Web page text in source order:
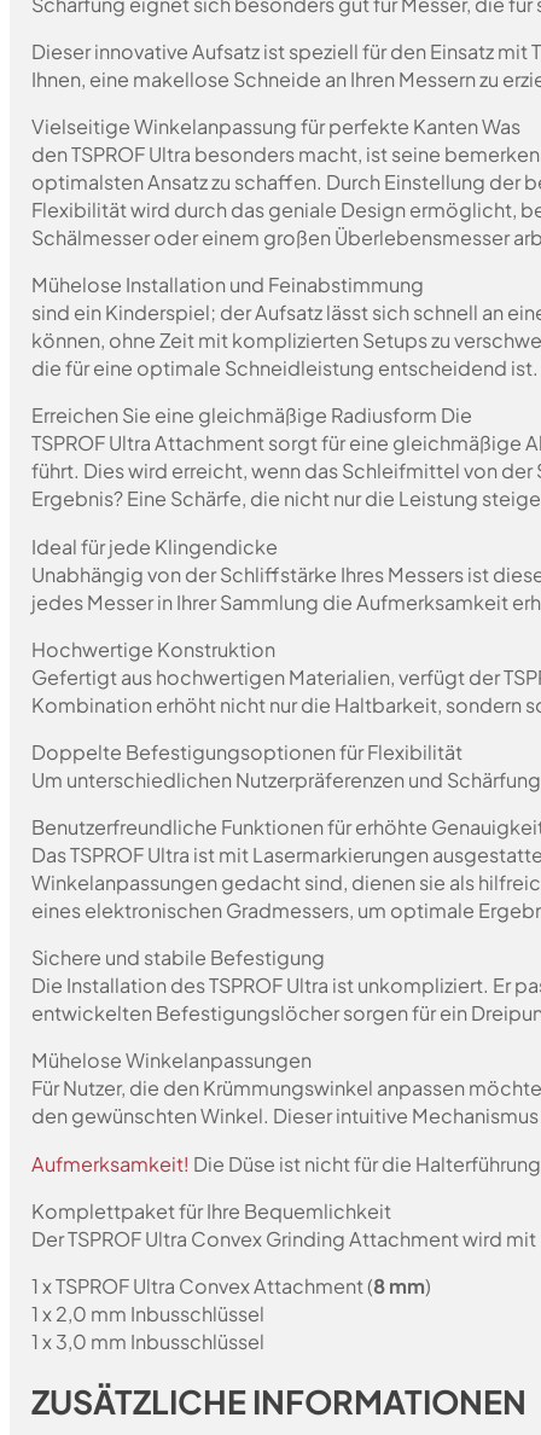
Dieser innovative Aufsatz ist speziell für den Einsatz mit
Ihnen, eine makellose Schneide an Ihren Messern zu
Vielseitige Winkelanpassung für perfekte Kanten Was
den TSPROF Ultra besonders macht, ist seine
optimalsten Ansatz zu schaffen. Durch Einstellung der
Flexibilität wird durch das geniale Design ermöglicht,
Schälmesser oder einem großen Überlebensmesser
Mühelose Installation und Feinabstimmung
sind ein Kinderspiel; der Aufsatz lässt sich schnell an
können, ohne Zeit mit komplizierten Setups zu
die für eine optimale Schneidleistung entscheidend ist.
Erreichen Sie eine gleichmäßige Radiusform Die
TSPROF Ultra Attachment sorgt für eine gleichmäßige
führt. Dies wird erreicht, wenn das Schleifmittel von
Ergebnis? Eine Schärfe, die nicht nur die Leistung
Ideal für jede Klingendicke
Unabhängig von der Schliffstärke Ihres Messers ist
jedes Messer in Ihrer Sammlung die Aufmerksamkeit
Hochwertige Konstruktion
Gefertigt aus hochwertigen Materialien, verfügt der
Kombination erhöht nicht nur die Haltbarkeit, sondern
Doppelte Befestigungsoptionen für Flexibilität
Um unterschiedlichen Nutzerpräferenzen und
Benutzerfreundliche Funktionen für erhöhte
Das TSPROF Ultra ist mit Lasermarkierungen
Winkelanpassungen gedacht sind, dienen sie als
eines elektronischen Gradmessers, um optimale
Sichere und stabile Befestigung
Die Installation des TSPROF Ultra ist unkompliziert.
entwickelten Befestigungslöcher sorgen für ein
Mühelose Winkelanpassungen
Für Nutzer, die den Krümmungswinkel anpassen
den gewünschten Winkel. Dieser intuitive
Aufmerksamkeit! Die Düse ist nicht für die
Komplettpaket für Ihre Bequemlichkeit
Der TSPROF Ultra Convex Grinding Attachment wird
1 x TSPROF Ultra Convex Attachment (8 mm)
1 x 2,0 mm Inbusschlüssel
1 x 3,0 mm Inbusschlüssel
ZUSÄTZLICHE INFORMATIONEN